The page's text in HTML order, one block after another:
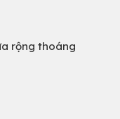
rộng thoáng